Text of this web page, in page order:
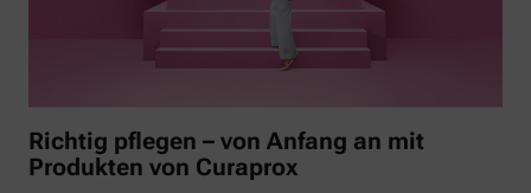
Richtig pflegen – von Anfang an mit
Produkten von Curaprox